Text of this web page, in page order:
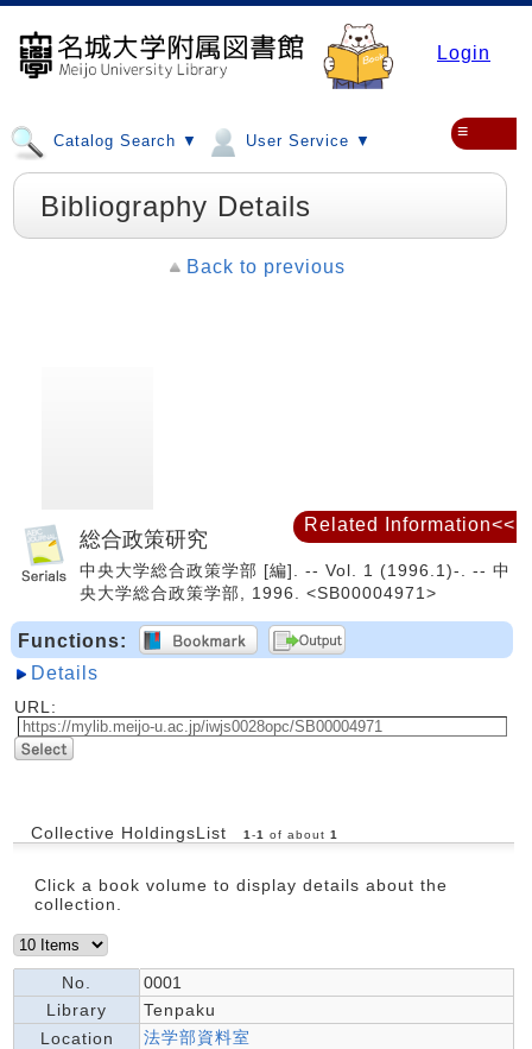
Login
Catalog Search ▼ User Service ▼ ≡
Bibliography Details
Back to previous
総合政策研究
中央大学総合政策学部 [編]. -- Vol. 1 (1996.1)-. -- 中
央大学総合政策学部, 1996. <SB00004971>
Functions:
Details
URL:
Collective HoldingsList 1 -1 of about 1
Click a book volume to display details about the
collection.
No.
0001
Library
Tenpaku
Location
法学部資料室
Related Information<<